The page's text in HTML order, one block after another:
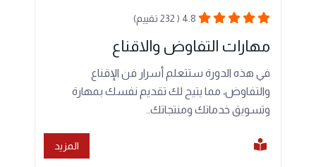
4.8 ( 232 تقييم)
مهارات التفاوض والاقناع
في هذه الدورة ستتعلم أسرار فن الإقناع
والتفاوض، مما يتيح لك تقديم نفسك بمهارة
وتسويق خدماتك ومنتجاتك..
المزيد